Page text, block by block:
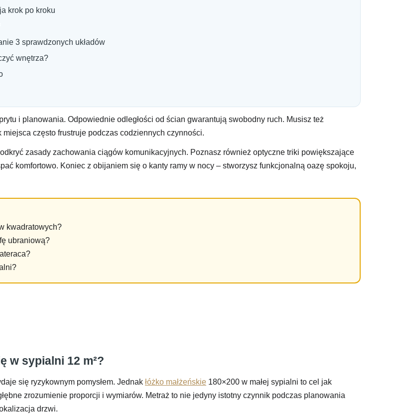
krok po kroku
3 sprawdzonych układów
wnętrza?
i planowania. Odpowiednie odległości od ścian gwarantują swobodny ruch. Musisz też
często frustruje podczas codziennych czynności.
zasady zachowania ciągów komunikacyjnych. Poznasz również optyczne triki powiększające
komfortowo. Koniec z obijaniem się o kanty ramy w nocy – stworzysz funkcjonalną oazę spokoju,
kwadratowych?
ubraniową?
w sypialni 12 m²?
się ryzykownym pomysłem. Jednak łóżko małżeńskie 180×200 w małej sypialni to cel jak
zrozumienie proporcji i wymiarów. Metraż to nie jedyny istotny czynnik podczas planowania
drzwi.